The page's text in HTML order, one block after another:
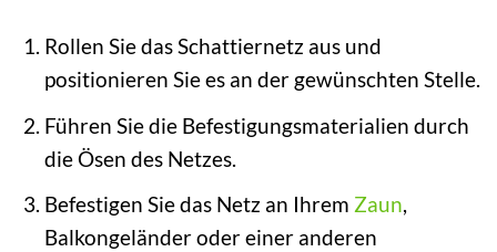
Rollen Sie das Schattiernetz aus und
positionieren Sie es an der gewünschten Stelle.
Führen Sie die Befestigungsmaterialien durch
die Ösen des Netzes.
Befestigen Sie das Netz an Ihrem Zaun,
Balkongeländer oder einer anderen